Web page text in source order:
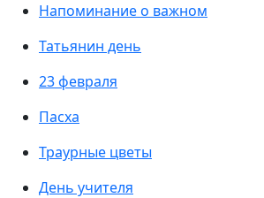
Напоминание о важном
Татьянин день
23 февраля
Пасха
Траурные цветы
День учителя